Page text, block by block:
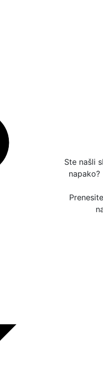
Ste našli
napako?